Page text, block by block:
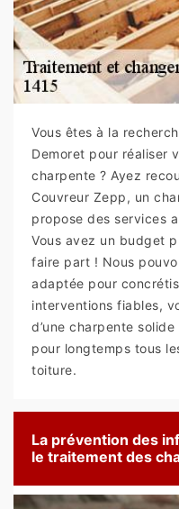
Vous êtes à la
Demoret pour réaliser
charpente ? Ayez
Couvreur Zepp, un
propose des services
Vous avez un budget
faire part ! Nous
adaptée pour
interventions fiables,
d’une charpente
pour longtemps tous
toiture.
La prévention des
le traitement des